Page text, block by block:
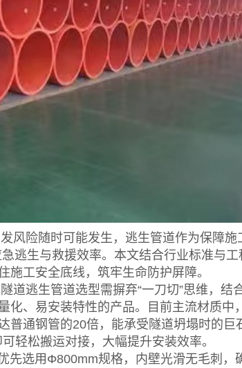
险随时可能发生，逃生管道作为保障施
逃生与救援效率。本文结合行业标准与
工安全底线，筑牢生命防护屏障。
生管道选型需摒弃“一刀切”思维，结
化、易安装特性的产品。目前主流材质中
普通钢管的20倍，能承受隧道坍塌时的巨
轻松搬运对接，大幅提升安装效率。
选用Φ800mm规格，内壁光滑无毛刺，